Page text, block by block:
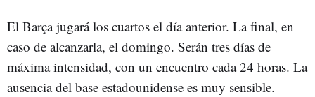
El Barça jugará los cuartos el día anterior. La final, en
caso de alcanzarla, el domingo. Serán tres días de
máxima intensidad, con un encuentro cada 24 horas. La
ausencia del base estadounidense es muy sensible.